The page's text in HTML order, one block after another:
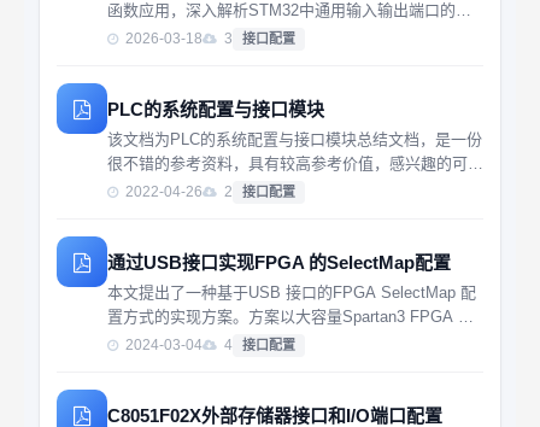
函数应用，深入解析STM32中通用输入输出端口的设
置与使用方法。
2026-03-18 3 接口配置
PLC的系统配置与接口模块
该文档为PLC的系统配置与接口模块总结文档，是一份
很不错的参考资料，具有较高参考价值，感兴趣的可以
下载看看………………
2022-04-26 2 接口配置
通过USB接口实现FPGA 的SelectMap配置
本文提出了一种基于USB 接口的FPGA SelectMap 配
置方式的实现方案。方案以大容量Spartan3 FPGA 作
为配置目标，选用Cypress EZ-USB FX2LP 作为USB
2024-03-04 4 接口配置
C8051F02X外部存储器接口和I/O端口配置